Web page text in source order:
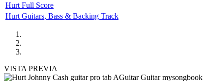
Hurt Full Score
Hurt Guitars, Bass & Backing Track
VISTA PREVIA